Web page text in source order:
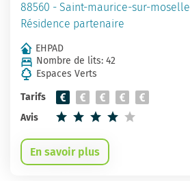
88560 - Saint-maurice-sur-moselle
Résidence partenaire
EHPAD
Nombre de lits: 42
Espaces Verts
Tarifs
Avis
En savoir plus